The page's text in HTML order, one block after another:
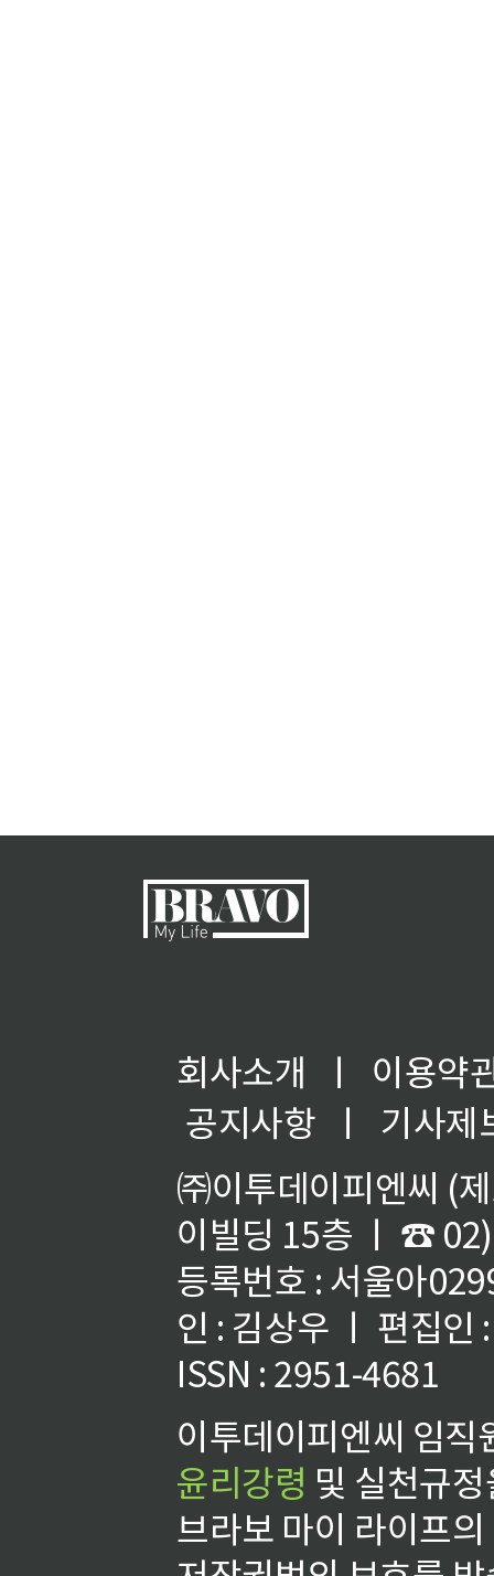
회사소개 ㅣ
이용약
공지사항
ㅣ
기사제
㈜이투데이피엔씨 (
이빌딩 15층 ㅣ ☎
등록번호 : 서울아
인 : 김상우 ㅣ 편집인
ISSN : 2951-4681
이투데이피엔씨 임
윤리강령 및 실천규
브라보 마이 라이프